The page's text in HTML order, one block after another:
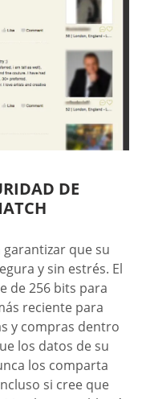
DE
que su
y sin estrés. El
de 256 bits para
reciente para
y compras dentro
los datos de su
los comparta
si cree que